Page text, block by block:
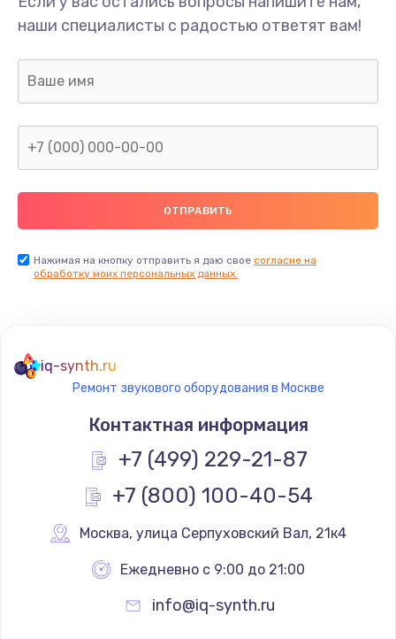
Замена/Pемонт карбюратора
1300 руб.
Заказать
Ремонт капиллярной трубки
400 руб.
Заказать
Замена термостата
1200 руб.
Заказать
Замена реле
Замена термопредохранителя
700 руб.
наши специалисты с радостью ответят вам!
Нажимая на кнопку отправить я даю свое согласие на
обработку моих персональных данных.
iq-synth.ru
Ремонт звукового оборудования в Москве
Контактная информация
+7 (499) 229-21-87
+7 (800) 100-40-54
Москва, улица Серпуховский Вал, 21к4
Ежедневно с 9:00 до 21:00
info@iq-synth.ru